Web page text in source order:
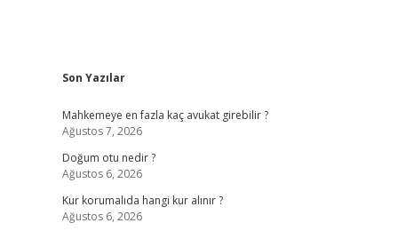
Sidebar
Son Yazılar
Mahkemeye en fazla kaç avukat girebilir ?
Ağustos 7, 2026
Doğum otu nedir ?
Ağustos 6, 2026
Kur korumalıda hangi kur alınır ?
Ağustos 6, 2026
betcivdcasino giriş